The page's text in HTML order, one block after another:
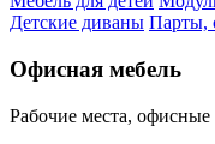
Детские диваны Парты,
Офисная мебель
Рабочие места, офисные